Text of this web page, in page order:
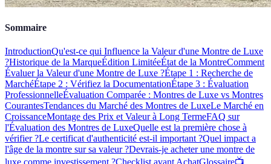
Sommaire
IntroductionQu'est-ce qui Influence la Valeur d'une Montre de Luxe
?Historique de la MarqueÉdition LimitéeÉtat de la MontreComment
Évaluer la Valeur d'une Montre de Luxe ?Étape 1 : Recherche de
MarchéÉtape 2 : Vérifiez la DocumentationÉtape 3 : Évaluation
ProfessionnelleÉvaluation Comparée : Montres de Luxe vs Montres
CourantesTendances du Marché des Montres de LuxeLe Marché en
CroissanceMontage des Prix et Valeur à Long TermeFAQ sur
l'Évaluation des Montres de LuxeQuelle est la première chose à
vérifier ?Le certificat d'authenticité est-il important ?Quel impact a
l'âge de la montre sur sa valeur ?Devrais-je acheter une montre de